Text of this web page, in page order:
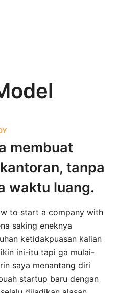
membuat
tanpa
waktu luang.
to start a company with
saking eneknya
ketidakpuasan kalian
ini-itu tapi ga mulai-
saya menantang diri
startup baru dengan